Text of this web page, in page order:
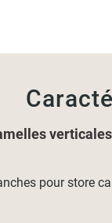
pour store